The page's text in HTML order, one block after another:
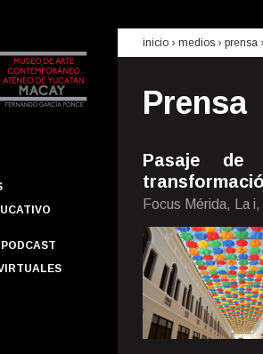
inicio › medios › prensa
Prensa
Pasaje
Focus Mérida, La